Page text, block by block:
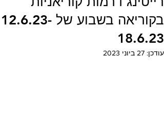
בקוריאה בשבוע של 12.6.23-
18.6.23
עודכן: 27 ביוני 2023